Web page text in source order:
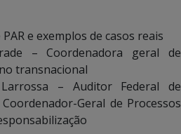
e exemplos de casos reais
– Coordenadora geral de
transnacional
– Auditor Federal de
Geral de Processos